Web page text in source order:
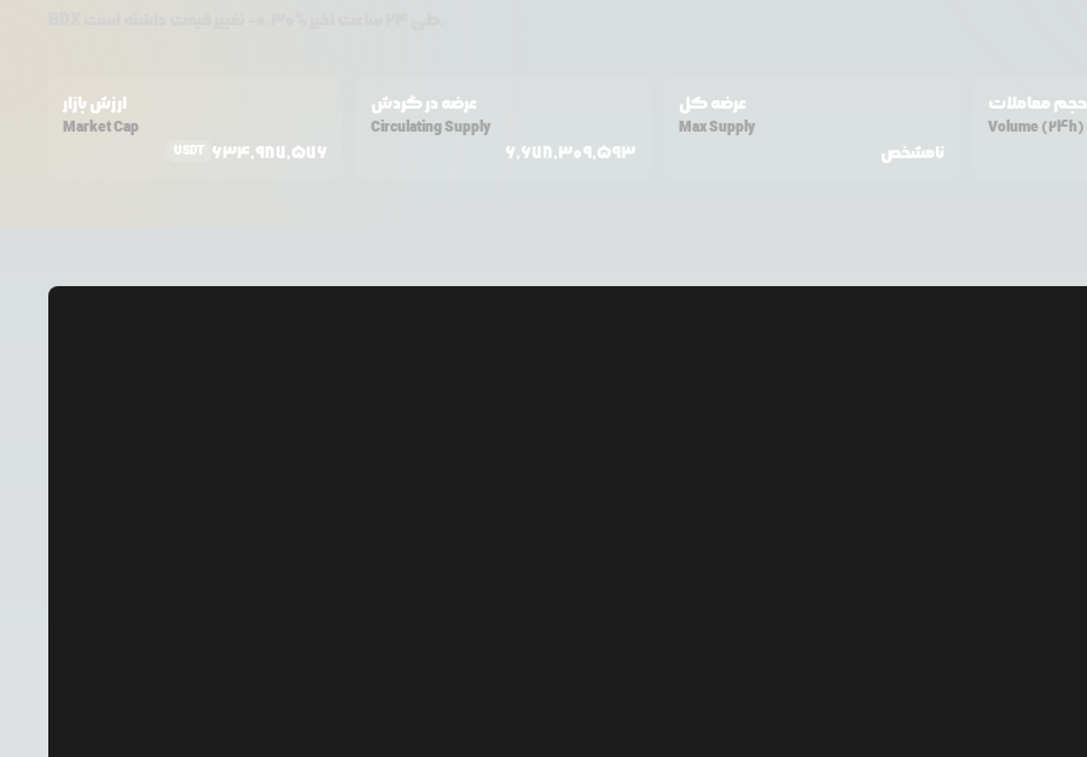
ارزش بازار
Market Cap
USDT 634,987,576
عرضه در گردش
Circulating Supply
6,678,309,593
عرضه کل
Max Supply
نامشخص
حجم معاملات
Volume (24h)